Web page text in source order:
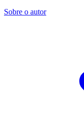
Sobre o autor